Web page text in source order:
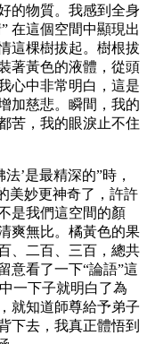
的物質。我感到全身
在這個空間中顯現出
這棵樹拔起。樹根拔
著黃色的液體，從頭
心中非常明白，這是
加慈悲。瞬間，我的
苦，我的眼淚止不住
’是最精深的”時，
美妙更神奇了，許許
是我們這空間的顏
爽無比。橘黃色的果
、二百、三百，總共
意看了一下“論語”這
一下子就明白了為
就知道師尊給予弟子
下去，我真正體悟到